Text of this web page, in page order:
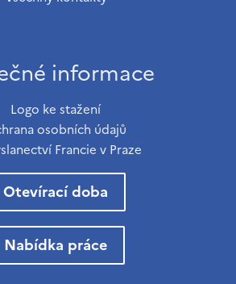
informace
Logo ke stažení
osobních údajů
Francie v Praze
Otevírací doba
Nabídka práce